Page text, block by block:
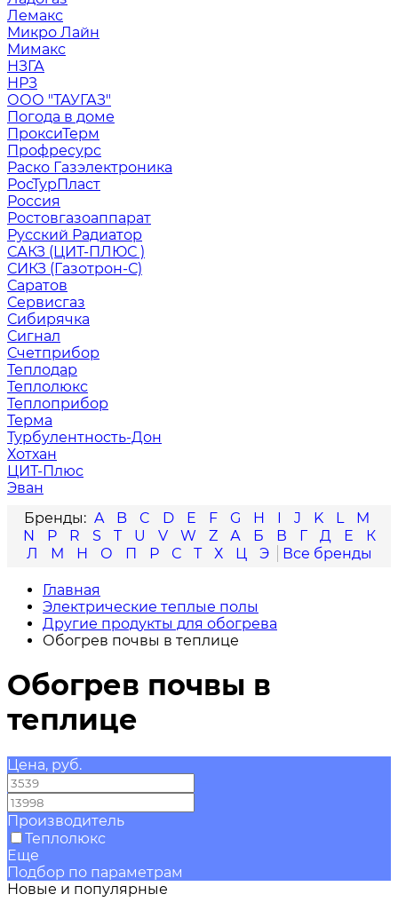
Лемакс
Микро Лайн
Мимакс
НЗГА
НРЗ
ООО "ТАУГАЗ"
Погода в доме
ПроксиТерм
Профресурс
Раско Газэлектроника
РосТурПласт
Россия
Ростовгазоаппарат
Русский Радиатор
САКЗ (ЦИТ-ПЛЮС )
СИКЗ (Газотрон-С)
Саратов
Сервисгаз
Сибирячка
Сигнал
Счетприбор
Теплодар
Теплолюкс
Теплоприбор
Терма
Турбулентность-Дон
Хотхан
ЦИТ-Плюс
Эван
A
B C D E F G H I J K L
M
N
P R S T U V W Z А Б В Г Д Е
К
Л
М Н О П Р С Т Х Ц Э
Главная
Электрические теплые полы
Другие продукты для обогрева
Обогрев почвы в теплице
Обогрев почвы в
теплице
Цена, руб.
Производитель
Теплолюкс
Еще
Подбор по параметрам
Новые и популярные